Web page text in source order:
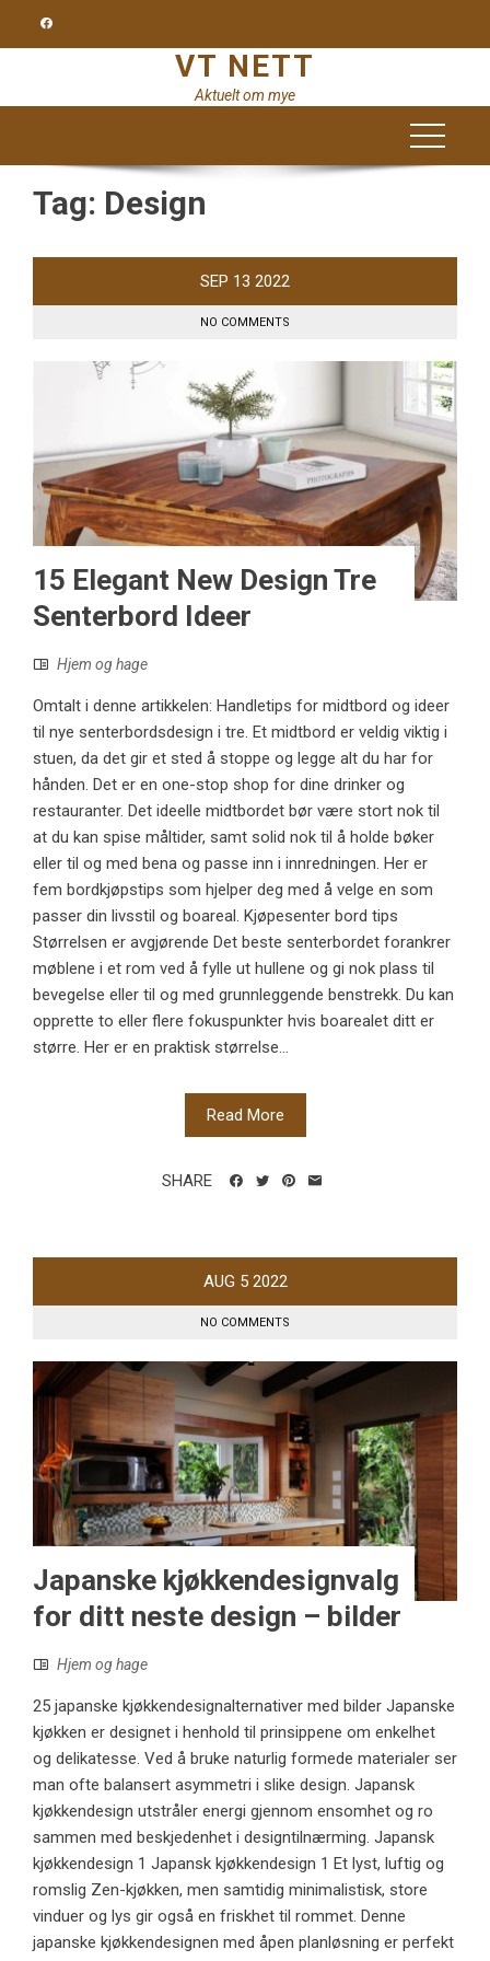
VT NETT
Aktuelt om mye
Tag: Design
SEP 13 2022
NO COMMENTS
15 Elegant New Design Tre
Senterbord Ideer
Hjem og hage
Omtalt i denne artikkelen: Handletips for midtbord og ideer
til nye senterbordsdesign i tre. Et midtbord er veldig viktig i
stuen, da det gir et sted å stoppe og legge alt du har for
hånden. Det er en one-stop shop for dine drinker og
restauranter. Det ideelle midtbordet bør være stort nok til
at du kan spise måltider, samt solid nok til å holde bøker
eller til og med bena og passe inn i innredningen. Her er
fem bordkjøpstips som hjelper deg med å velge en som
passer din livsstil og boareal. Kjøpesenter bord tips
Størrelsen er avgjørende Det beste senterbordet forankrer
møblene i et rom ved å fylle ut hullene og gi nok plass til
bevegelse eller til og med grunnleggende benstrekk. Du kan
opprette to eller flere fokuspunkter hvis boarealet ditt er
større. Her er en praktisk størrelse...
Read More
SHARE
AUG 5 2022
NO COMMENTS
Japanske kjøkkendesignvalg
for ditt neste design – bilder
Hjem og hage
25 japanske kjøkkendesignalternativer med bilder Japanske
kjøkken er designet i henhold til prinsippene om enkelhet
og delikatesse. Ved å bruke naturlig formede materialer ser
man ofte balansert asymmetri i slike design. Japansk
kjøkkendesign utstråler energi gjennom ensomhet og ro
sammen med beskjedenhet i designtilnærming. Japansk
kjøkkendesign 1 Japansk kjøkkendesign 1 Et lyst, luftig og
romslig Zen-kjøkken, men samtidig minimalistisk, store
vinduer og lys gir også en friskhet til rommet. Denne
japanske kjøkkendesignen med åpen planløsning er perfekt